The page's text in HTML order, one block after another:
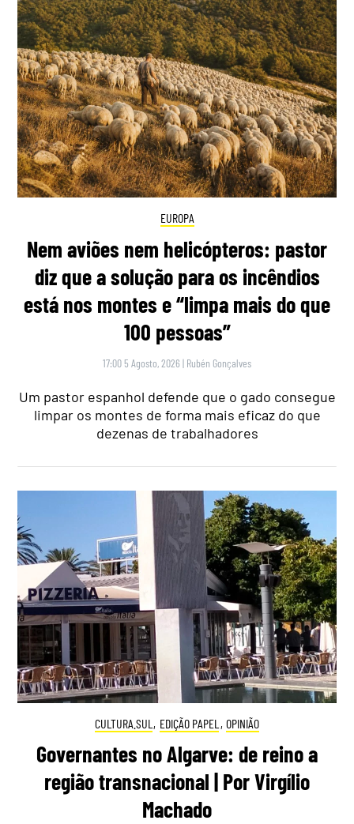
EUROPA
Nem aviões nem helicópteros: pastor
diz que a solução para os incêndios
está nos montes e “limpa mais do que
100 pessoas”
17:00 5 Agosto, 2026 | Rubén Gonçalves
Um pastor espanhol defende que o gado consegue
limpar os montes de forma mais eficaz do que
dezenas de trabalhadores
CULTURA.SUL , EDIÇÃO PAPEL , OPINIÃO
Governantes no Algarve: de reino a
região transnacional | Por Virgílio
Machado